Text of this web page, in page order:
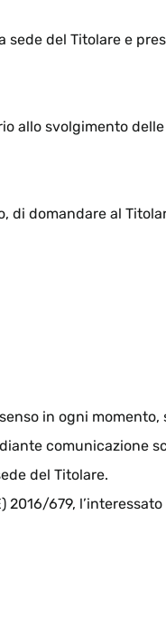
del Titolare e
allo svolgimento
di domandare al
in ogni
comunicazione
del Titolare.
2016/679,